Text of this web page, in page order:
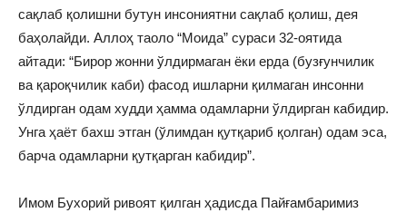
сақлаб қолишни бутун инсониятни сақлаб қолиш, дея
баҳолайди. Аллоҳ таоло “Моида” сураси 32-оятида
айтади: “Бирор жонни ўлдирмаган ёки ерда (бузғунчилик
ва қароқчилик каби) фасод ишларни қилмаган инсонни
ўлдирган одам худди ҳамма одамларни ўлдирган кабидир.
Унга ҳаёт бахш этган (ўлимдан қутқариб қолган) одам эса,
барча одамларни қутқарган кабидир”.
Имом Бухорий ривоят қилган ҳадисда Пайғамбаримиз